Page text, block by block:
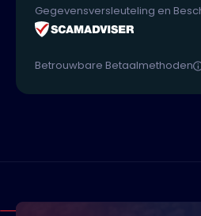
Gegevensversleuteling en
Betrouwbare Betaalmethoden